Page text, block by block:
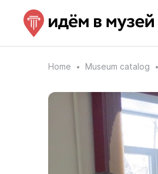
Home Museum catalog